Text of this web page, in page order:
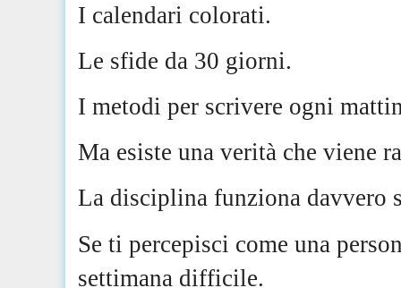
I calendari colorati.
Le sfide da 30 giorni.
I metodi per scrivere ogni
Ma esiste una verità che viene
La disciplina funziona davvero
Se ti percepisci come una
settimana difficile.